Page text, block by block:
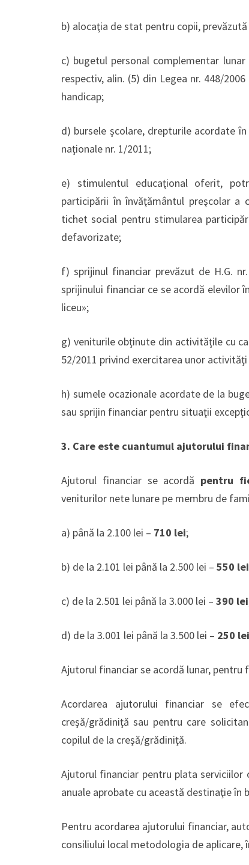
b) alocaţia de stat pentru copii,
c) bugetul personal complementar
respectiv, alin. (5) din Legea nr. 448/
handicap;
d) bursele şcolare, drepturile acordate
naţionale nr. 1/2011;
e) stimulentul educaţional oferit,
participării în învăţământul preşcolar
tichet social pentru stimularea
defavorizate;
f) sprijinul financiar prevăzut de H.G.
sprijinului financiar ce se acordă elevilor
liceu»;
g) veniturile obţinute din activităţile cu
52/2011 privind exercitarea unor
h) sumele ocazionale acordate de la
sau sprijin financiar pentru situaţii
3. Care este cuantumul ajutorului
Ajutorul financiar se acordă pentru
veniturilor nete lunare pe membru de
a) până la 2.100 lei – 710 lei;
b) de la 2.101 lei până la 2.500 lei – 550
c) de la 2.501 lei până la 3.000 lei – 390 lei
d) de la 3.001 lei până la 3.500 lei – 250 lei
Ajutorul financiar se acordă lunar, pentru
Acordarea ajutorului financiar se
creşă/grădiniţă sau pentru care
copilul de la creşă/grădiniţă.
Ajutorul financiar pentru plata
anuale aprobate cu această destinaţie în
Pentru acordarea ajutorului financiar,
consiliului local metodologia de aplicare,